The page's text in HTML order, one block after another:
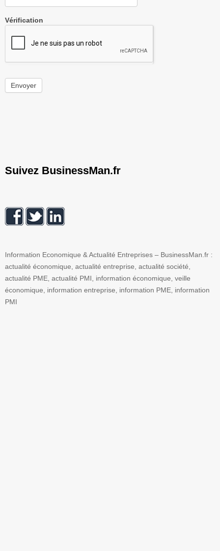
Vérification
Envoyer
Suivez BusinessMan.fr
Information Economique & Actualité Entreprises – BusinessMan.fr :
actualité économique, actualité entreprise, actualité société,
actualité PME, actualité PMI, information économique, veille
économique, information entreprise, information PME, information
PMI